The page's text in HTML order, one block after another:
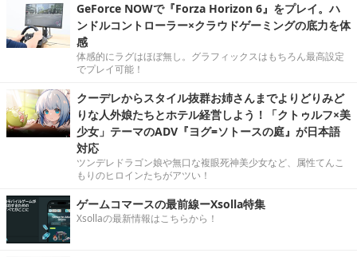
GeForce NOWで『Forza Horizon 6』をプレイ。ハ
ンドルコントローラー×クラウドゲーミングの底力を体
感
体感的にラグはほぼ無し。グラフィックスはもちろん最高設定
でプレイ可能！
クーデレからスタイル抜群お姉さんまでよりどりみど
りな人外娘たちとホテル経営しよう！「クトゥルフ×美
少女」テーマのADV『ヨグ=ソトースの庭』が日本語
対応
ツンデレドラゴン娘や無口な複眼死神美少女など、属性てんこ
もりのヒロインたちがアツい！
ゲームコマースの最前線ーXsolla特集
Xsollaの最新情報はこちらから！